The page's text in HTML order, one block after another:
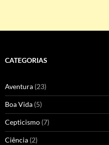
CATEGORIAS
Aventura (23)
Boa Vida (5)
Cepticismo (7)
Ciência (2)